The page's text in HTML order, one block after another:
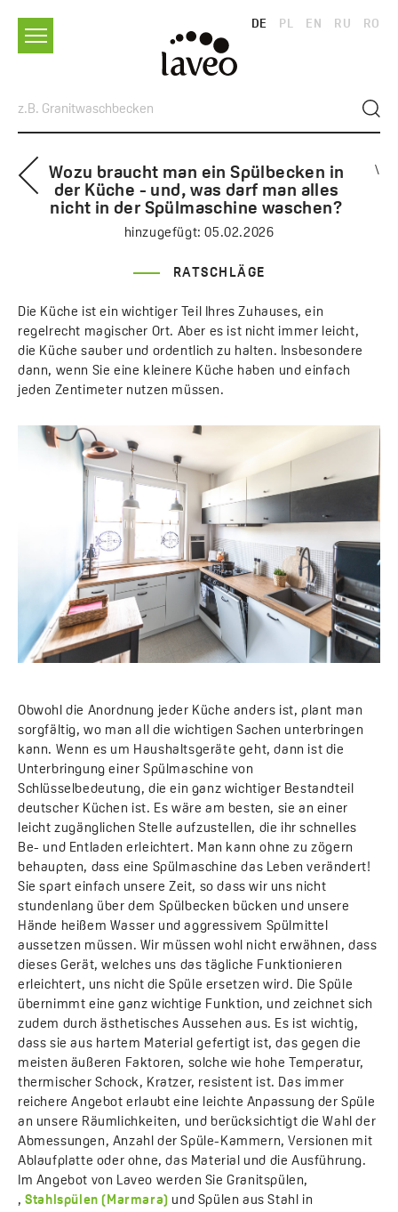
DE PL EN RU RO
Wozu braucht man ein Spülbecken in
der Küche - und, was darf man alles
nicht in der Spülmaschine waschen?
\
hinzugefügt:05.02.2026
RATSCHLÄGE
Die Küche ist ein wichtiger Teil Ihres Zuhauses, ein
regelrecht magischer Ort. Aber es ist nicht immer leicht,
die Küche sauber und ordentlich zu halten. Insbesondere
dann, wenn Sie eine kleinere Küche haben und einfach
jeden Zentimeter nutzen müssen.
Obwohl die Anordnung jeder Küche anders ist, plant man
sorgfältig, wo man all die wichtigen Sachen unterbringen
kann. Wenn es um Haushaltsgeräte geht, dann ist die
Unterbringung einer Spülmaschine von
Schlüsselbedeutung, die ein ganz wichtiger Bestandteil
deutscher Küchen ist. Es wäre am besten, sie an einer
leicht zugänglichen Stelle aufzustellen, die ihr schnelles
Be- und Entladen erleichtert. Man kann ohne zu zögern
behaupten, dass eine Spülmaschine das Leben verändert!
Sie spart einfach unsere Zeit, so dass wir uns nicht
stundenlang über dem Spülbecken bücken und unsere
Hände heißem Wasser und aggressivem Spülmittel
aussetzen müssen. Wir müssen wohl nicht erwähnen, dass
dieses Gerät, welches uns das tägliche Funktionieren
erleichtert, uns nicht die Spüle ersetzen wird. Die Spüle
übernimmt eine ganz wichtige Funktion, und zeichnet sich
zudem durch ästhetisches Aussehen aus. Es ist wichtig,
dass sie aus hartem Material gefertigt ist, das gegen die
meisten äußeren Faktoren, solche wie hohe Temperatur,
thermischer Schock, Kratzer, resistent ist. Das immer
reichere Angebot erlaubt eine leichte Anpassung der Spüle
an unsere Räumlichkeiten, und berücksichtigt die Wahl der
Abmessungen, Anzahl der Spüle-Kammern, Versionen mit
Ablaufplatte oder ohne, das Material und die Ausführung.
Im Angebot von Laveo werden Sie Granitspülen,
,Stahlspülen (Marmara) und Spülen aus Stahl in